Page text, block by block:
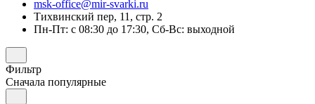
msk-office@mir-svarki.ru
Тихвинский пер, 11, стр. 2
Пн-Пт: с 08:30 до 17:30, Сб-Вс: выходной
Фильтр
Сначала популярные